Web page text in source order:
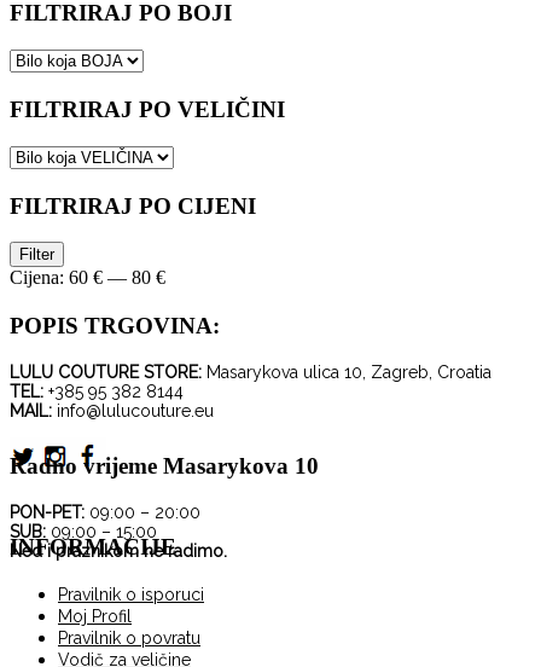
FILTRIRAJ PO BOJI
FILTRIRAJ PO VELIČINI
FILTRIRAJ PO CIJENI
Minimalna
cijena
Maksimalna
cijena
Filter
Cijena: 60 € — 80 €
POPIS TRGOVINA:
LULU COUTURE STORE: Masarykova ulica 10, Zagreb, Croatia
TEL: +385 95 382 8144
MAIL: info@lulucouture.eu
Radno vrijeme Masarykova 10
PON-PET: 09:00 – 20:00
SUB: 09:00 – 15:00
Ned i praznikom ne radimo.
INFORMACIJE
Pravilnik o isporuci
Moj Profil
Pravilnik o povratu
Vodič za veličine